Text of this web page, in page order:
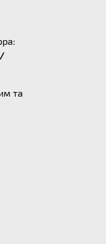
та